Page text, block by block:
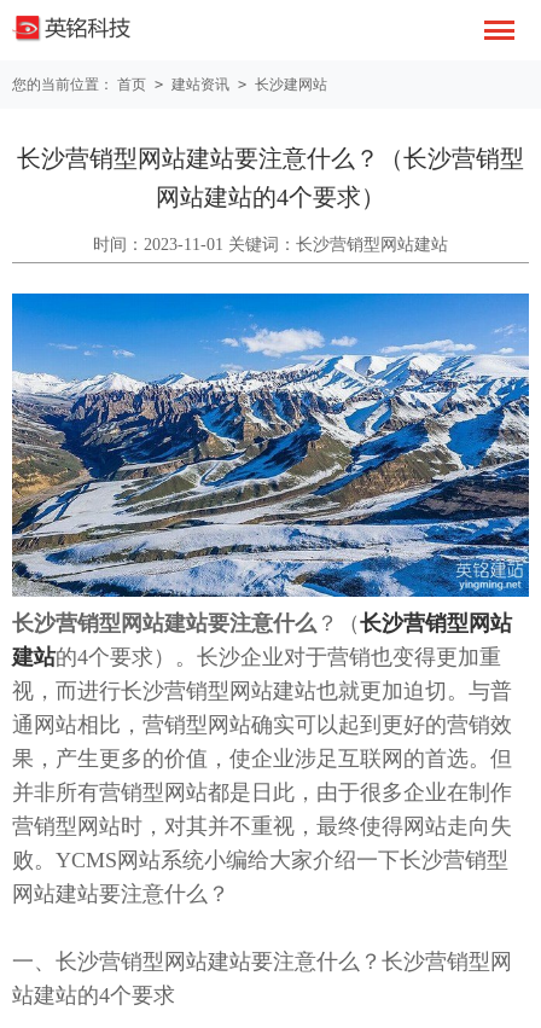
您的当前位置： 首页 > 建站资讯 > 长沙建网站
长沙营销型网站建站要注意什么？（长沙营销型
网站建站的4个要求）
时间：2023-11-01 关键词：长沙营销型网站建站
长沙营销型网站建站要注意什么 ？（长沙营销型网站
建站的4个要求）。长沙企业对于营销也变得更加重
视，而进行长沙营销型网站建站也就更加迫切。与普
通网站相比，营销型网站确实可以起到更好的营销效
果，产生更多的价值，使企业涉足互联网的首选。但
并非所有营销型网站都是日此，由于很多企业在制作
营销型网站时，对其并不重视，最终使得网站走向失
败。YCMS网站系统小编给大家介绍一下长沙营销型
网站建站要注意什么？
一、长沙营销型网站建站要注意什么？长沙营销型网
站建站的4个要求